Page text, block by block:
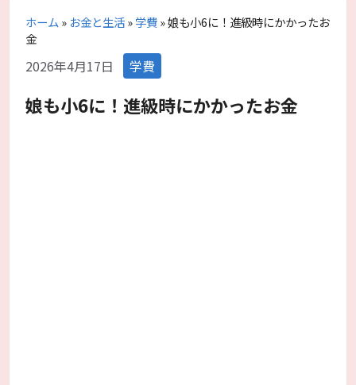
ホーム» お金と生活»学費»娘も小6に！進級時にかかったお
金
2026年4月17日 カ
テ
ゴ
リ
学費
娘も小6に！進級時にかかったお金